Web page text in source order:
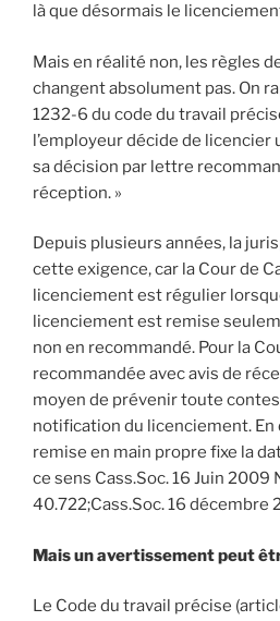
là que désormais le
Mais en réalité non, les règles
changent absolument pas. On
1232-6 du code du travail
l’employeur décide de licencier
sa décision par lettre
réception. »
Depuis plusieurs années, la
cette exigence, car la Cour de
licenciement est régulier
licenciement est remise
non en recommandé. Pour la
recommandée avec avis de
moyen de prévenir toute
notification du licenciement. En
remise en main propre fixe la
ce sens Cass.Soc. 16 Juin 2009
40.722;Cass.Soc. 16 décembre
Mais un avertissement peut
Le Code du travail précise